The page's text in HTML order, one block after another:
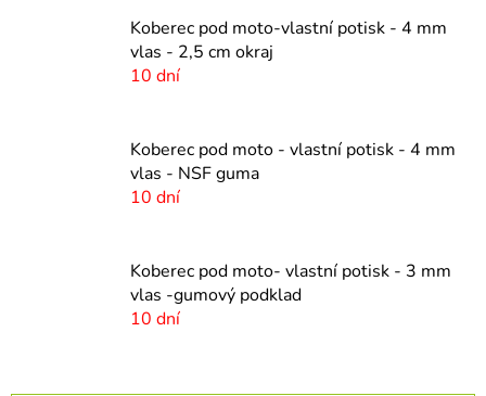
Koberec pod moto-vlastní potisk - 4 mm
vlas - 2,5 cm okraj
10 dní
Koberec pod moto - vlastní potisk - 4 mm
vlas - NSF guma
10 dní
Koberec pod moto- vlastní potisk - 3 mm
vlas -gumový podklad
10 dní